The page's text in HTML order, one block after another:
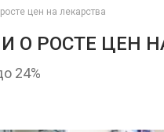
цен на лекарства
О РОСТЕ ЦЕН
24%